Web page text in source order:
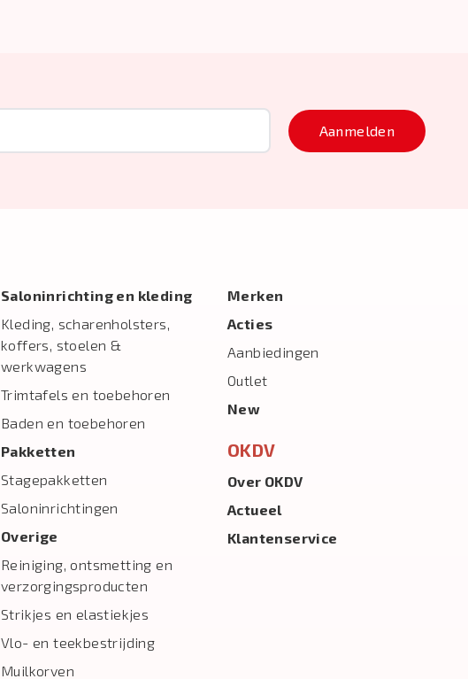
Aanmelden
Salon­inrichting en kleding
Kleding, scharenholsters,
koffers, stoelen &
werkwagens
Trimtafels en toebehoren
Baden en toebehoren
Pakketten
Stagepakketten
Saloninrichtingen
Overige
Reiniging, ontsmetting en
verzorgingsproducten
Strikjes en elastiekjes
Vlo- en teekbestrijding
Muilkorven
Merken
Acties
Aanbiedingen
Outlet
New
OKDV
Over OKDV
Actueel
Klantenservice